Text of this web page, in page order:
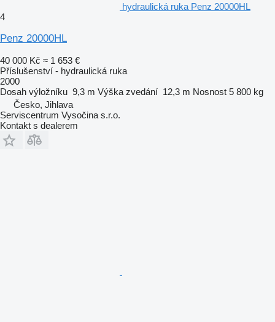
hydraulická ruka Penz 20000HL
4
Penz 20000HL
40 000 Kč ≈ 1 653 €
Příslušenství - hydraulická ruka
2000
Dosah výložníku 9,3 m Výška zvedání 12,3 m Nosnost 5 800 kg
Česko, Jihlava
Serviscentrum Vysočina s.r.o.
Kontakt s dealerem